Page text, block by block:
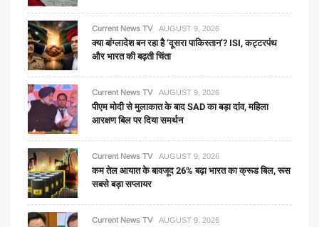
Current News TV AUGUST 9, 2026
क्या बांग्लादेश बन रहा है ‘दूसरा पाकिस्तान’? ISI, कट्टरपंथ
और भारत की बढ़ती चिंता
Current News TV AUGUST 9, 2026
पीएम मोदी से मुलाकात के बाद SAD का बड़ा दांव, महिला
आरक्षण बिल पर दिया समर्थन
Current News TV AUGUST 9, 2026
कम तेल आयात के बावजूद 26% बढ़ा भारत का क्रूड बिल, रूस
सबसे बड़ा सप्लायर
Current News TV AUGUST 9, 2026